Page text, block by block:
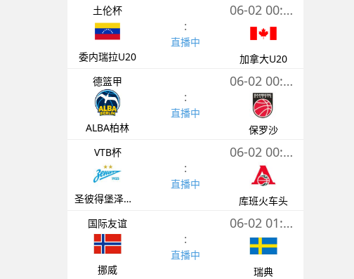
土伦杯
委内瑞拉U20
:
直播中
06-02 00:30
加拿大U20
德篮甲
ALBA柏林
:
直播中
06-02 00:30
保罗沙
VTB杯
圣彼得堡泽尼特
:
直播中
06-02 00:30
库班火车头
国际友谊
挪威
:
直播中
06-02 01:00
瑞典